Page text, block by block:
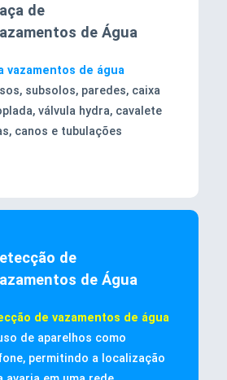
de
de Água
vazamentos de água
subsolos, paredes, caixa
válvula hydra, cavalete
canos e tubulações
de
de Água
de vazamentos de água
de aparelhos como
permitindo a localização